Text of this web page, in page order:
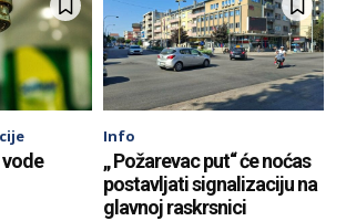
Info
„ Požarevac put“ će noćas
postavljati signalizaciju na
glavnoj raskrsnici